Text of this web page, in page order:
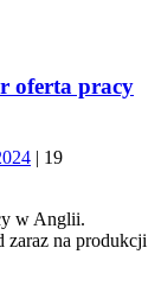
oferta pracy
| 19
w Anglii.
zaraz na produkcji